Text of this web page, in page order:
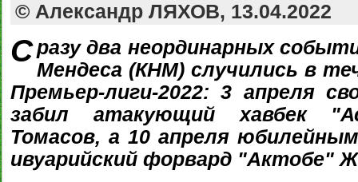
© Александр ЛЯХОВ, 13.04.2022
Сразу два неординарных
Мендеса (КНМ) случились в
Премьер-лиги-2022: 3 апреля
забил атакующий хавбек
Томасов, а 10 апреля
ивуарийский форвард "Актобе"